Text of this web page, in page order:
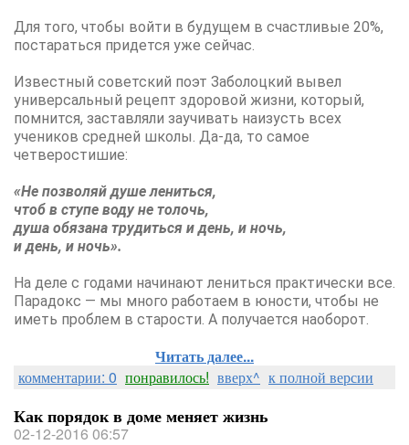
Для того, чтобы войти в будущем в счастливые 20%,
постараться придется уже сейчас.
Известный советский поэт Заболоцкий вывел
универсальный рецепт здоровой жизни, который,
помнится, заставляли заучивать наизусть всех
учеников средней школы. Да-да, то самое
четверостишие:
«Не позволяй душе лениться,
чтоб в ступе воду не толочь,
душа обязана трудиться и день, и ночь,
и день, и ночь».
На деле с годами начинают лениться практически все.
Парадокс — мы много работаем в юности, чтобы не
иметь проблем в старости. А получается наоборот.
Читать далее...
комментарии: 0 понравилось! вверх^ к полной версии
Как порядок в доме меняет жизнь
02-12-2016 06:57